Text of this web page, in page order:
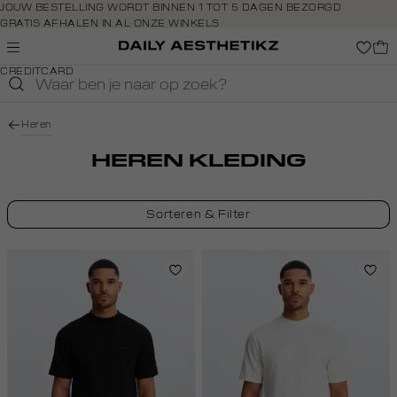
Navigeer
direct naar
de
Open de
direct
JOUW BESTELLING WORDT BINNEN 1 TOT 5 DAGEN BEZORGD
GRATIS AFHALEN IN AL ONZE WINKELS
GRATIS RETOURNEREN BINNEN 14 DAGEN IN DE WINKEL
BETAAL ZOALS JIJ WILT: O.A. BANCONTACT, RIVERTY, APPLE PAY &
CREDITCARD
Heren
HEREN KLEDING
Sorteren & Filter